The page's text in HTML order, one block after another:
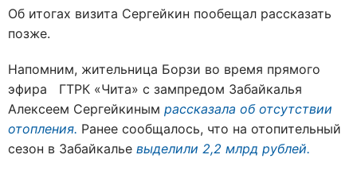
Об итогах визита Сергейкин пообещал рассказать
позже.
Напомним, жительница Борзи во время прямого
эфира ГТРК «Чита» с зампредом Забайкалья
Алексеем Сергейкиным рассказала об отсутствии
отопления. Ранее сообщалось, что на отопительный
сезон в Забайкалье выделили 2,2 млрд рублей.